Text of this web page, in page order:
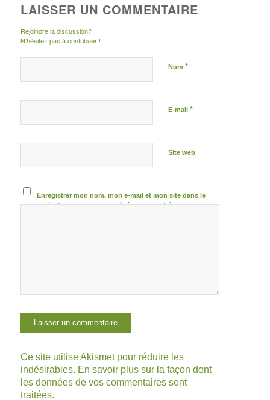
LAISSER UN COMMENTAIRE
Rejoindre la discussion?
N’hésitez pas à contribuer !
Nom *
E-mail *
Site web
Enregistrer mon nom, mon e-mail et mon site dans le
navigateur pour mon prochain commentaire.
Ce site utilise Akismet pour réduire les
indésirables. En savoir plus sur la façon dont
les données de vos commentaires sont
traitées.